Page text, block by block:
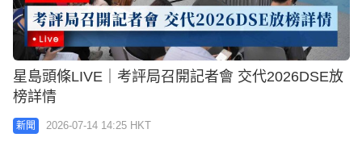
星島頭條LIVE｜考評局召開記者會 交代2026DSE放
榜詳情
新聞 2026-07-14 14:25 HKT